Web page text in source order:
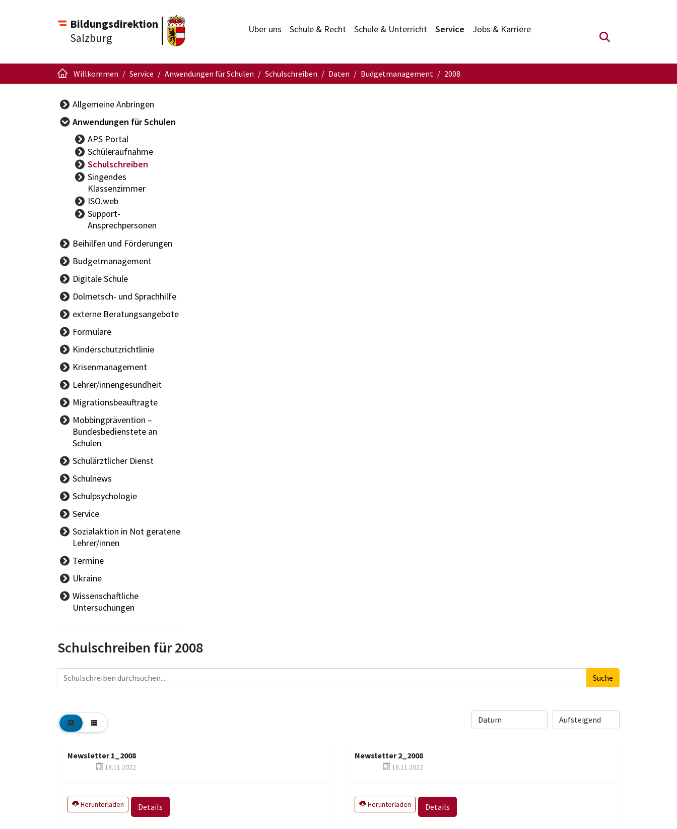
Bildungsdirektion
Salzburg
Über uns Schule & Recht Schule & Unterricht Service Jobs & Karriere
Suchfeld
Willkommen Service Anwendungen für Schulen Schulschreiben Daten Budgetmanagement 2008
Allgemeine Anbringen
Anwendungen für Schulen
APS Portal
Schüleraufnahme
Schulschreiben
Singendes
Klassenzimmer
ISO.web
Support-
Ansprechpersonen
Beihilfen und Förderungen
Budgetmanagement
BBG-
Handbuch Budget
Sachgüterübertragung
Digitale Schule
Dolmetsch- und Sprachhilfe
externe Beratungsangebote
Formulare
Kinderschutzrichtlinie
Krisenmanagement
Lehrer/innengesundheit
LAND Allgemein
BUND Allgemein
Migrationsbeauftragte
Mobbingprävention –
Bundesbedienstete an
Schulen
Schulärztlicher Dienst
Aktuelles -
Schüler/innengesundheit
Gesundheitsförderung
Schulnews
Schulpsychologie
Team
Angebote
KIS
Service
Sozialaktion in Not geratene
Lehrer/innen
Termine
Ferien
Tag der offenen Tür
Schulautonome Tage
Eignungsprüfungen
Elternsprechtage
Reife,- Diplom- und
Abschlussprüfungen
Ukraine
Wissenschaftliche
Untersuchungen
Schulschreiben für 2008
Suchbegriff Suche
Newsletter 1_2008
18.11.2022
Herunterladen Details
Newsletter 2_2008
18.11.2022
Herunterladen Details